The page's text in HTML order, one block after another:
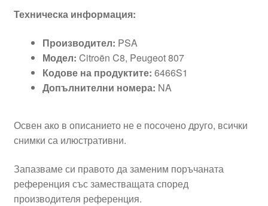
Техническа информация:
Производител: PSA
Модел: Citroën C8, Peugeot 807
Кодове на продуктите: 6466S1
Допълнителни номера: NA
Освен ако в описанието не е посочено друго, всички
снимки са илюстративни.
Запазваме си правото да заменим поръчаната
референция със заместващата според
производителя референция.